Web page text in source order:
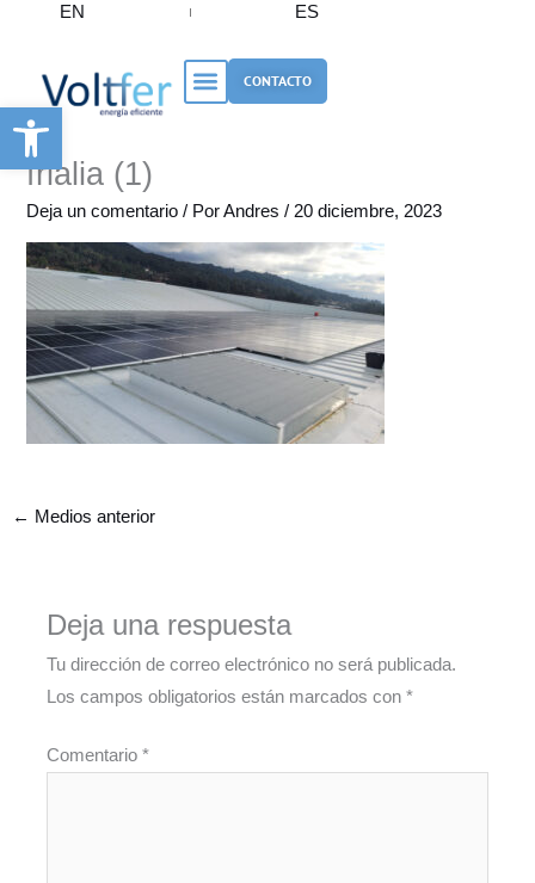
Abrir barra de herramientas
contenido
EN ES
CONTACTO
frialia (1)
Deja un comentario / PorAndres/20 diciembre, 2023
← Medios anterior
Deja una respuesta
Tu dirección de correo electrónico no será publicada.
Los campos obligatorios están marcados con*
Comentario*